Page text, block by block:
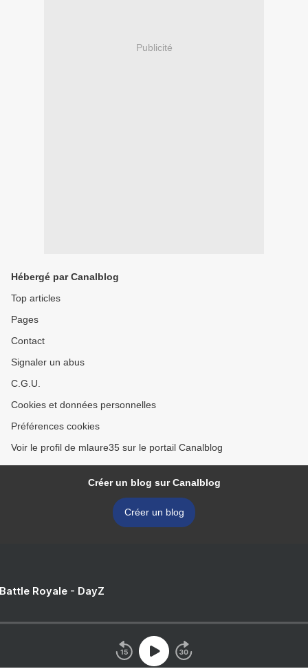
Publicité
Hébergé par Canalblog
Top articles
Pages
Contact
Signaler un abus
C.G.U.
Cookies et données personnelles
Préférences cookies
Voir le profil de mlaure35 sur le portail Canalblog
Créer un blog sur Canalblog
Créer un blog
Royale - DayZ